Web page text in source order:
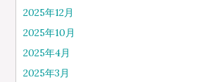
2025年12月
2025年10月
2025年4月
2025年3月